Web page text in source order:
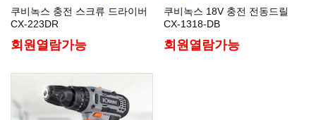
쿠비녹스 충전 스크류 드라이버
CX-223DR
회원열람가능
쿠비녹스 18V 충전 전동드릴
CX-1318-DB
회원열람가능